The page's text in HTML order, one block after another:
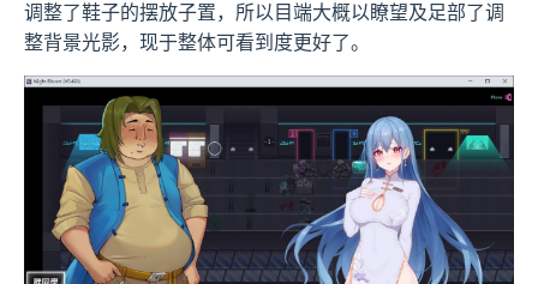
调整了鞋子的摆放子置，所以目端大概以瞭望及足部了调
整背景光影，现于整体可看到度更好了。